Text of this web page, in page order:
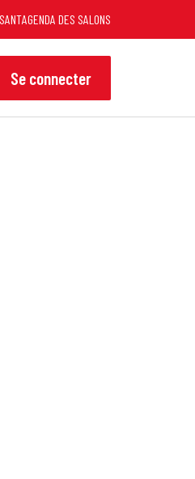
AGENDA DES SALONS
Se connecter